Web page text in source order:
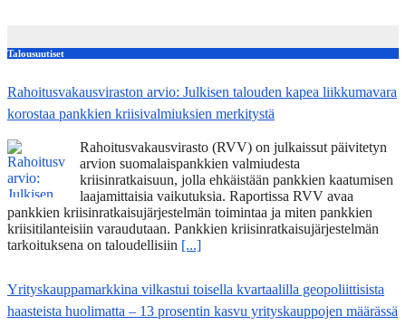
Talousuutiset
Rahoitusvakausviraston arvio: Julkisen talouden kapea liikkumavara
korostaa pankkien kriisivalmiuksien merkitystä
Rahoitusvakausvirasto (RVV) on julkaissut päivitetyn
arvion suomalaispankkien valmiudesta
kriisinratkaisuun, jolla ehkäistään pankkien kaatumisen
laajamittaisia vaikutuksia. Raportissa RVV avaa
pankkien kriisinratkaisujärjestelmän toimintaa ja miten pankkien
kriisitilanteisiin varaudutaan. Pankkien kriisinratkaisujärjestelmän
tarkoituksena on taloudellisiin [...]
Yrityskauppamarkkina vilkastui toisella kvartaalilla geopoliittisista
haasteista huolimatta – 13 prosentin kasvu yrityskauppojen määrässä